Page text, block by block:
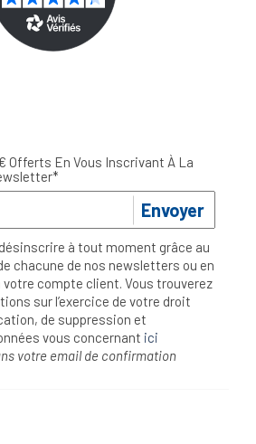
Offerts En Vous Inscrivant À La
Envoyer
à tout moment grâce au
chacune de nos newsletters ou en
compte client. Vous trouverez
sur l’exercice de votre droit
de suppression et
vous concernant ici
votre email de confirmation